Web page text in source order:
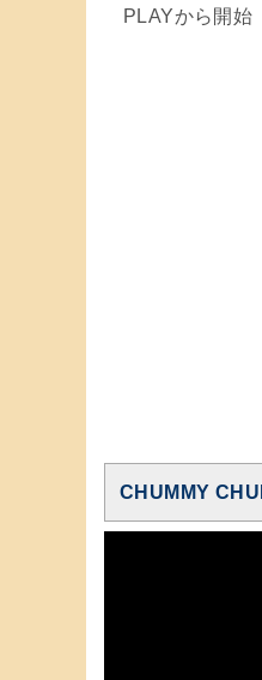
PLAYから開始
CHUMMY